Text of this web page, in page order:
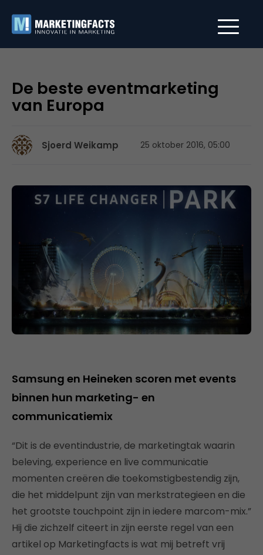
De beste eventmarketing
van Europa
Sjoerd Weikamp 25 oktober 2016, 05:00
Samsung en Heineken scoren met events
binnen hun marketing- en
communicatiemix
“Dit is de eventindustrie, de marketingtak waarin
beleving, experience en live communicatie
momenten creëren die toekomstigbestendig zijn,
die het middelpunt zijn van merkstrategieen en die
het grootste touchpoint zijn in iedere marcom-mix.”
Hij die zichzelf citeert in zijn eerste regel van een
artikel op Marketingfacts is wat mij betreft vrij